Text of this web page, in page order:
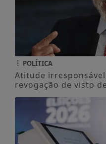
POLÍTICA
Atitude
revogação de visto